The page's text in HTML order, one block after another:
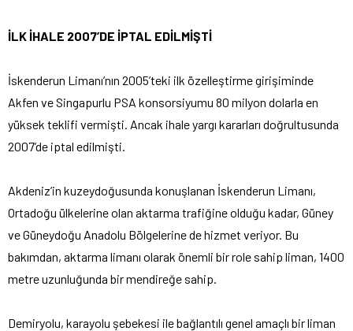
İLK İHALE 2007’DE İPTAL EDİLMİŞTİ
İskenderun Limanı’nın 2005’teki ilk özelleştirme girişiminde
Akfen ve Singapurlu PSA konsorsiyumu 80 milyon dolarla en
yüksek teklifi vermişti. Ancak ihale yargı kararları doğrultusunda
2007’de iptal edilmişti.
Akdeniz’in kuzeydoğusunda konuşlanan İskenderun Limanı,
Ortadoğu ülkelerine olan aktarma trafiğine olduğu kadar, Güney
ve Güneydoğu Anadolu Bölgelerine de hizmet veriyor. Bu
bakımdan, aktarma limanı olarak önemli bir role sahip liman, 1400
metre uzunluğunda bir mendireğe sahip.
Demiryolu, karayolu şebekesi ile bağlantılı genel amaçlı bir liman